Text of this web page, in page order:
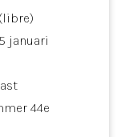
januari
44e